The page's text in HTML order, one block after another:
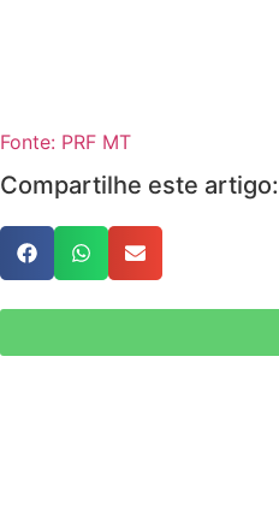
Fonte: PRF MT
Compartilhe este artigo: